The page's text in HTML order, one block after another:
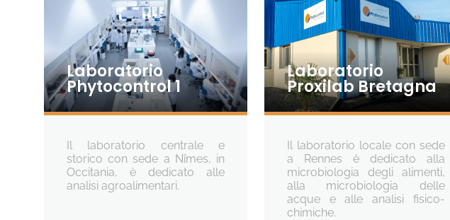
Laboratorio
Phytocontrol 1
Il laboratorio centrale e
storico con sede a Nîmes, in
Occitania, è dedicato alle
analisi agroalimentari.
Laboratorio
Proxilab Bretagna
Il laboratorio locale con sede
a Rennes è dedicato alla
microbiologia degli alimenti,
alla microbiologia delle
acque e alle analisi fisico-
chimiche.